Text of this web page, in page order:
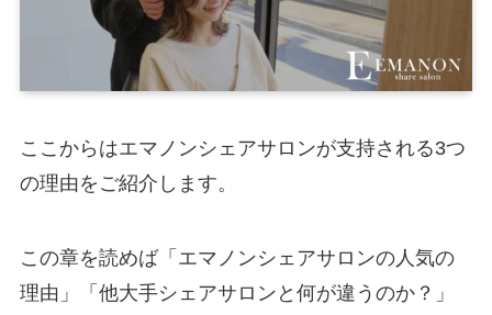
ここからはエマノンシェアサロンが支持される3つ
の理由をご紹介します。
この章を読めば「エマノンシェアサロンの人気の
理由」「他大手シェアサロンと何が違うのか？」